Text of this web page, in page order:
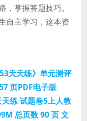
掌握答题技巧。
自主学习，这本资
天天练》单元测评
页PDF电子版
天练 试题卷5上人教
总页数 90 页 文